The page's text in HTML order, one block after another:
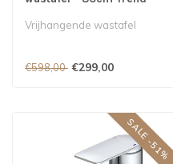
Vrijhangende wastafel
€598,00 €299,00
SALE -51%